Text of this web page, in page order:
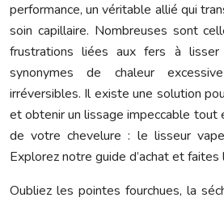
performance, un véritable allié qui
soin capillaire. Nombreuses sont
frustrations liées aux fers à lisser
synonymes de chaleur
irréversibles. Il existe une solution
et obtenir un lissage impeccable tout
de votre chevelure : le lisseur
Explorez notre guide d’achat et faites
Oubliez les pointes fourchues, la